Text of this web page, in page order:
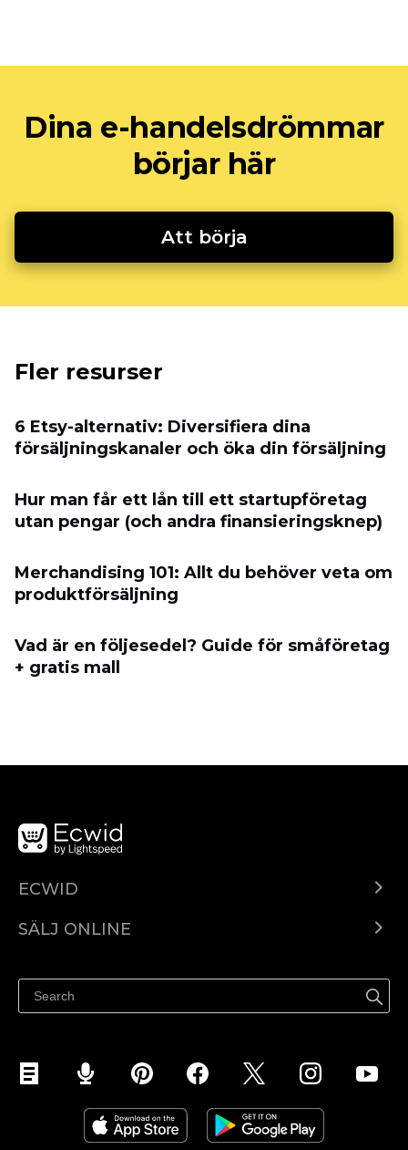
Dina e-handelsdrömmar
börjar här
Att börja
Fler resurser
6 Etsy-alternativ: Diversifiera dina
försäljningskanaler och öka din försäljning
Hur man får ett lån till ett startupföretag
utan pengar (och andra finansieringsknep)
Merchandising 101: Allt du behöver veta om
produktförsäljning
Vad är en följesedel? Guide för småföretag
+ gratis mall
ECWID
Pris
SÄLJ ONLINE
Sälj på Facebook
Sälj på Instagram